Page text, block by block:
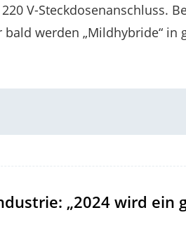
V-Steckdosenanschluss.
werden „Mildhybride“ in
„2024 wird ein